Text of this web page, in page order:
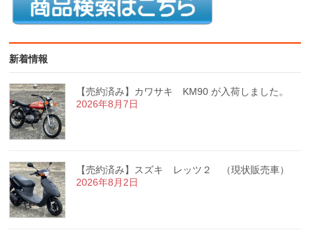
新着情報
【売約済み】カワサキ KM90 が入荷しました。
2026年8月7日
【売約済み】スズキ レッツ２ （現状販売車）
2026年8月2日